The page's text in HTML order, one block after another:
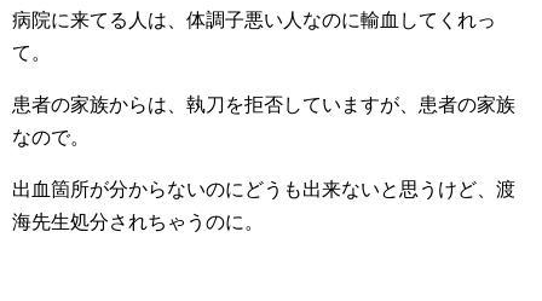
病院に来てる人は、体調子悪い人なのに輸血してくれっ
て。
患者の家族からは、執刀を拒否していますが、患者の家族
なので。
出血箇所が分からないのにどうも出来ないと思うけど、渡
海先生処分されちゃうのに。